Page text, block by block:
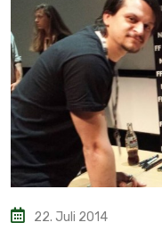
22. Juli 2014